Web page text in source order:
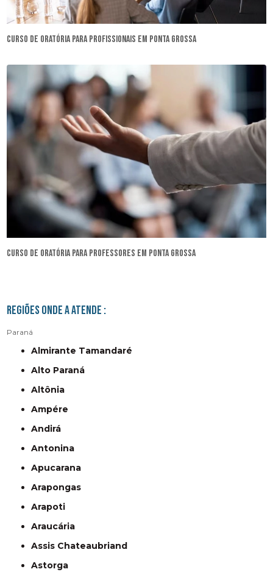
curso de oratória para profissionais em Ponta Grossa
curso de oratória para professores em Ponta Grossa
Regiões onde a atende :
Paraná
Almirante Tamandaré
Alto Paraná
Altônia
Ampére
Andirá
Antonina
Apucarana
Arapongas
Arapoti
Araucária
Assis Chateaubriand
Astorga